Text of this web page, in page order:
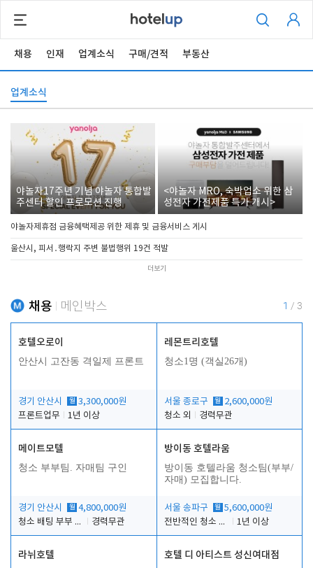
채용 인재 업계소식 구매/견적 부동산
업계소식
야놀자17주년 기념 야놀자 통합발
주센터 할인 프로모션 진행
<야놀자 MRO, 숙박업소 위한 삼
성전자 가전제품 특가 개시>
야놀자제휴점 금융혜택제공 위한 제휴 및 금융서비스 게시
울산시, 피서․행락지 주변 불법행위 19건 적발
더보기
채용 메인박스 1 / 3
호텔오로이
안산시 고잔동 격일제 프론트
경기 안산시 월 3,300,000원
프론트업무
1년 이상
레몬트리호텔
청소1명 (객실26개)
서울 종로구 월 2,600,000원
청소 외
경력무관
메이트모텔
청소 부부팀. 자매팀 구인
경기 안산시 월 4,800,000원
청소 배팅 부부 구합니다
경력무관
방이동 호텔라움
방이동 호텔라움 청소팀(부부/
자매) 모집합니다.
서울 송파구 월 5,600,000원
전반적인 청소 업무(객실청소.객실정리)
1년 이상
라뉘호텔 호텔 디 아티스트 성신여대점